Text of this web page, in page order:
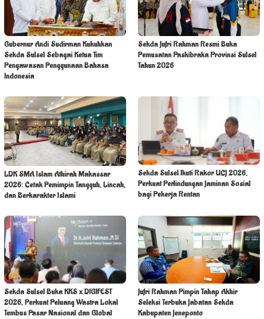
Gubernur Andi Sudirman Kukuhkan
Sekda Sulsel Sebagai Ketua Tim
Pengawasan Penggunaan Bahasa
Indonesia
Sekda Jufri Rahman Resmi Buka
Pemusatan Paskibraka Provinsi Sulsel
Tahun 2026
LDK SMA Islam Athirah Makassar
2026: Cetak Pemimpin Tangguh, Lincah,
dan Berkarakter Islami
Sekda Sulsel Ikuti Rakor UCJ 2026,
Perkuat Perlindungan Jaminan Sosial
bagi Pekerja Rentan
Sekda Sulsel Buka KKS x DIGIFEST
2026, Perkuat Peluang Wastra Lokal
Tembus Pasar Nasional dan Global
Jufri Rahman Pimpin Tahap Akhir
Seleksi Terbuka Jabatan Sekda
Kabupaten Jeneponto